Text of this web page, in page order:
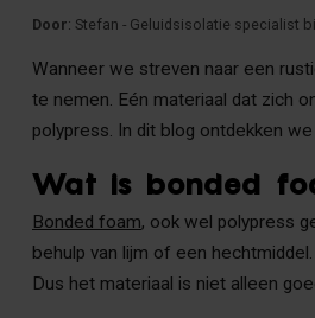
Door: Stefan - Geluidsisolatie specialist
Wanneer we streven naar een
te nemen. Eén materiaal dat zich
polypress. In dit blog ontdekken
Wat is bonded
Bonded foam, ook wel polypress
behulp van lijm of een
Dus het materiaal is niet alleen